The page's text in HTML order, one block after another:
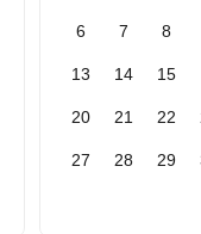
6 7 8
13 14 15
20 21 22
27 28 29